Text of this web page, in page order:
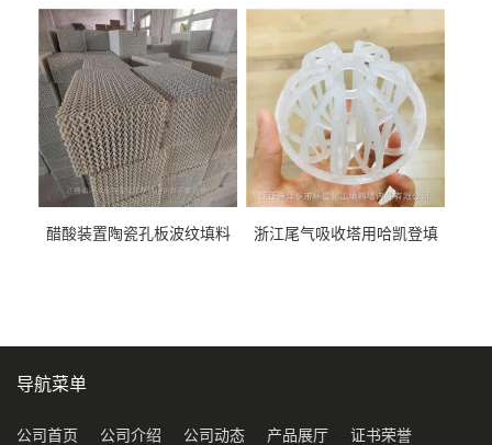
料
醋酸装置陶瓷孔板波纹填料
浙江尾气吸收塔用哈凯登填
导航菜单
公司首页 公司介绍 公司动态 产品展厅 证书荣誉